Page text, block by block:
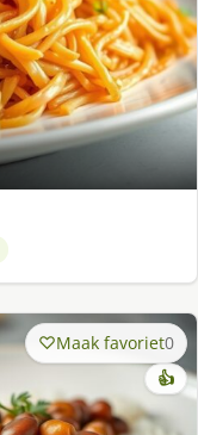
Maak favoriet0
👍